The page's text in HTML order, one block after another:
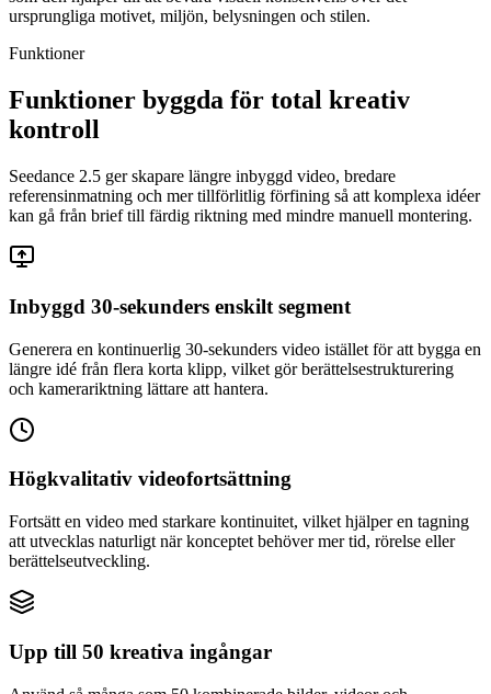
ursprungliga motivet, miljön, belysningen och stilen.
Funktioner
Funktioner byggda för total kreativ
kontroll
Seedance 2.5 ger skapare längre inbyggd video, bredare
referensinmatning och mer tillförlitlig förfining så att komplexa idéer
kan gå från brief till färdig riktning med mindre manuell montering.
Inbyggd 30-sekunders enskilt segment
Generera en kontinuerlig 30-sekunders video istället för att bygga en
längre idé från flera korta klipp, vilket gör berättelsestrukturering
och kamerariktning lättare att hantera.
Högkvalitativ videofortsättning
Fortsätt en video med starkare kontinuitet, vilket hjälper en tagning
att utvecklas naturligt när konceptet behöver mer tid, rörelse eller
berättelseutveckling.
Upp till 50 kreativa ingångar